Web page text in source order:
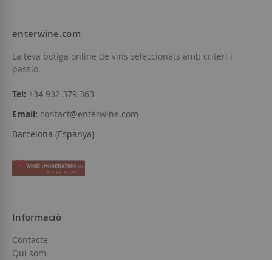
enterwine.com
La teva botiga online de vins seleccionats amb criteri i
passió.
Tel: +34 932 379 363
Email: contact@enterwine.com
Barcelona (Espanya)
Informació
Contacte
Qui som